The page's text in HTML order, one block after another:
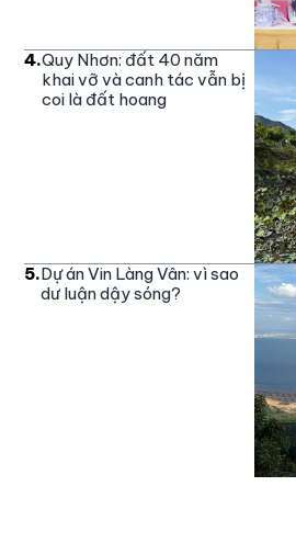
4.Quy Nhơn: đất 40 năm
khai vỡ và canh tác vẫn bị
coi là đất hoang
5.Dự án Vin Làng Vân: vì sao
dư luận dậy sóng?